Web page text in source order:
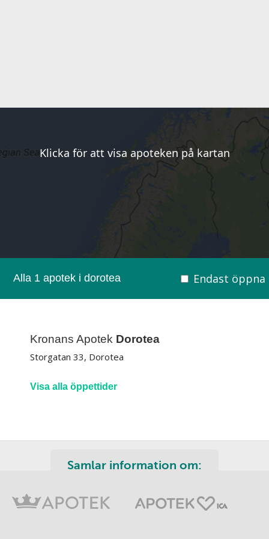
Klicka för att visa apoteken på kartan
Alla 1 apotek i dorotea Endast
Kronans Apotek Dorotea
Storgatan 33, Dorotea
Visa alla öppettider
Samlar information om: